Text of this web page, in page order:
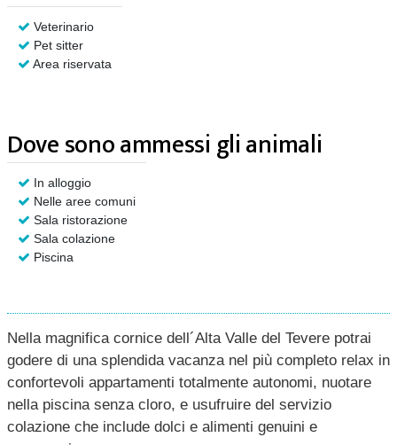
Veterinario
Pet sitter
Area riservata
Dove sono ammessi gli animali
In alloggio
Nelle aree comuni
Sala ristorazione
Sala colazione
Piscina
Nella magnifica cornice dell´Alta Valle del Tevere potrai
godere di una splendida vacanza nel più completo relax in
confortevoli appartamenti totalmente autonomi, nuotare
nella piscina senza cloro, e usufruire del servizio
colazione che include dolci e alimenti genuini e